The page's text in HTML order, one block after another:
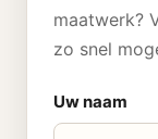
maatwerk?
zo snel
Uw naam